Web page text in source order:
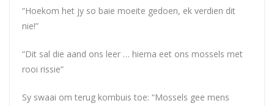
“Hoekom het jy so baie moeite gedoen, ek verdien dit
nie!”
“Dit sal die aand ons leer … hierna eet ons mossels met
rooi rissie”
Sy swaai om terug kombuis toe: “Mossels gee mens